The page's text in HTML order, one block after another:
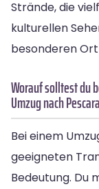
Strände, die
kulturellen
besonderen
Worauf solltest du
Umzug nach
Bei einem
geeigneten
Bedeutung. Du